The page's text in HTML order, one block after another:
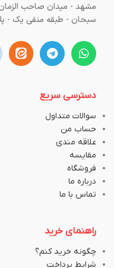
مشهد - میدان صاحب
سبحان - طبقه منفی یک -
دسترسی سریع
سوالات متداول
حساب من
علاقه مندی
مقایسه
فروشگاه
درباره ما
تماس با ما
راهنمای خرید
چگونه خرید کنم؟
شرایط پرداخت